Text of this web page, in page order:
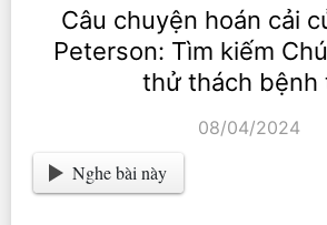
Câu chuyện hoán cải
Peterson: Tìm kiếm
thử thách bệnh
08/04/2024
Nghe bài này